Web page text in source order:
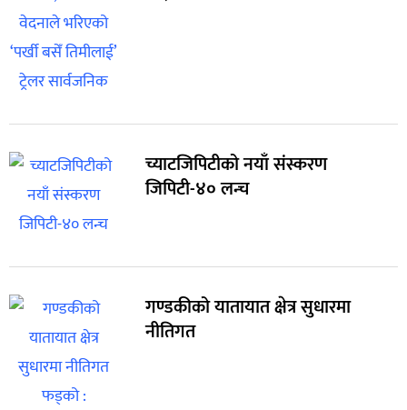
च्याटजिपिटीको नयाँ संस्करण
जिपिटी-४० लन्च
गण्डकीको यातायात क्षेत्र सुधारमा
नीतिगत